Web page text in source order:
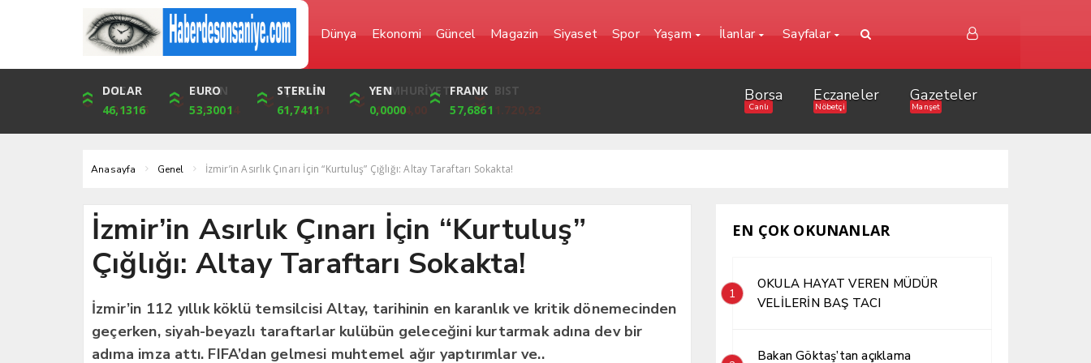
Dünya Ekonomi Güncel Magazin Siyaset Spor Yaşam İlanlar Sayfalar
DOLAR
46,1316
EURO
53,3001
STERLİN
61,7411
YEN
0,0000
FRANK
57,6861
ONS
4,094,16
ALTIN
6,073,34
ÇEYREK
9,929,91
CUMHURİYET
42,104,00
BIST
1.720,92
Borsa
Canlı
Eczaneler
Nöbetçi
Gazeteler
Manşet
Anasayfa Genel İzmir’in Asırlık Çınarı İçin “Kurtuluş” Çığlığı: Altay Taraftarı Sokakta!
İzmir’in Asırlık Çınarı İçin “Kurtuluş”
Çığlığı: Altay Taraftarı Sokakta!
İzmir’in 112 yıllık köklü temsilcisi Altay, tarihinin en karanlık ve kritik dönemecinden
geçerken, siyah-beyazlı taraftarlar kulübün geleceğini kurtarmak adına dev bir
adıma imza attı. FIFA’dan gelmesi muhtemel ağır yaptırımlar ve..
EN ÇOK OKUNANLAR
1
OKULA HAYAT VEREN MÜDÜR
VELİLERİN BAŞ TACI
Bakan Göktaş’tan açıklama